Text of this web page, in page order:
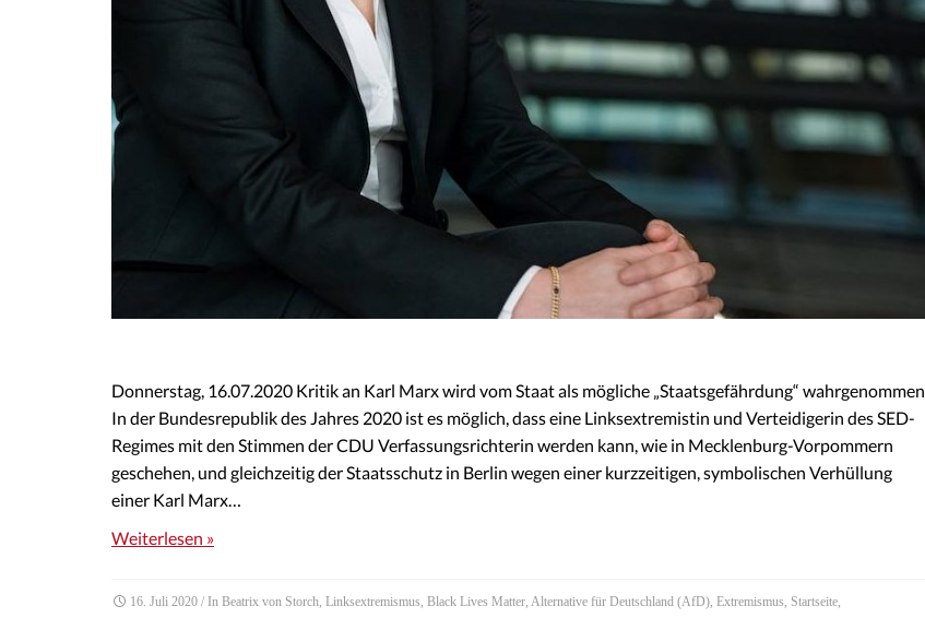
Donnerstag, 16.07.2020 Kritik an Karl Marx wird vom Staat als mögliche „Staatsgefährdung“ wahrgenommen
In der Bundesrepublik des Jahres 2020 ist es möglich, dass eine Linksextremistin und Verteidigerin des SED-
Regimes mit den Stimmen der CDU Verfassungsrichterin werden kann, wie in Mecklenburg-Vorpommern
geschehen, und gleichzeitig der Staatsschutz in Berlin wegen einer kurzzeitigen, symbolischen Verhüllung
einer Karl Marx…
Weiterlesen »
16. Juli 2020 / In Beatrix von Storch Linksextremismus Black Lives Matter Alternative für Deutschland (AfD) Extremismus Startseite